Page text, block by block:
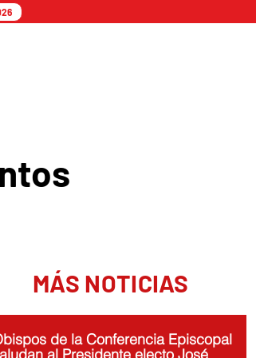
MÁS NOTICIAS
de la Conferencia Episcopal